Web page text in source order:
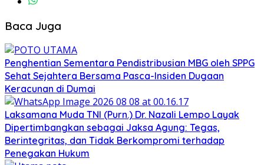
Baca Juga
Penghentian Sementara Pendistribusian MBG oleh SPPG
Sehat Sejahtera Bersama Pasca-Insiden Dugaan
Keracunan di Dumai
Laksamana Muda TNI (Purn.) Dr. Nazali Lempo Layak
Dipertimbangkan sebagai Jaksa Agung: Tegas,
Berintegritas, dan Tidak Berkompromi terhadap
Penegakan Hukum